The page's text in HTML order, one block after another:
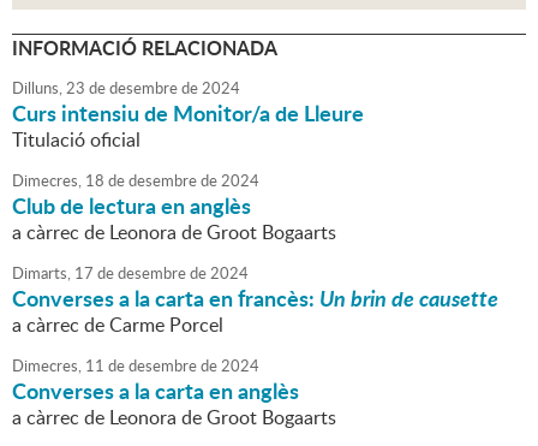
INFORMACIÓ RELACIONADA
Dilluns,23 dedesembrede2024
Curs intensiu de Monitor/a de Lleure
Titulació oficial
Dimecres, 18 dedesembrede2024
Club de lectura en anglès
a càrrec de Leonora de Groot Bogaarts
Dimarts, 17 dedesembrede2024
Converses a la carta en francès: Un brin de causette
a càrrec de Carme Porcel
Dimecres, 11 dedesembrede2024
Converses a la carta en anglès
a càrrec de Leonora de Groot Bogaarts